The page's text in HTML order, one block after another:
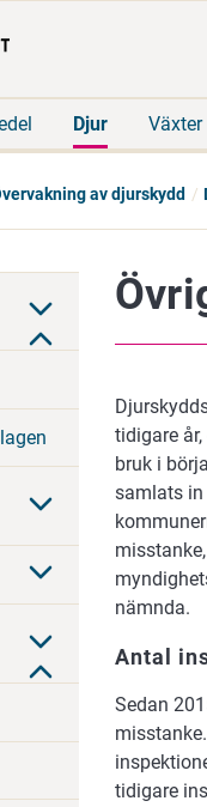
Djur Växter
av djurskydd
tidigare
bruk i
samlats
nämnda.
Antal
Sedan
tidigare